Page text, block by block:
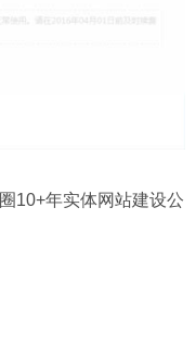
10+年实体网站建设公